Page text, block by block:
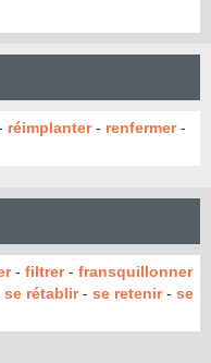
réimplanter- renfermer-
- filtrer- fransquillonner
se rétablir- se retenir- se